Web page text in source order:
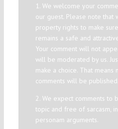
1. We welcome your
our guest. Please note that
property rights to make
remains a safe and
Your comment will not
will be moderated by us.
make a choice. That means
comments will be published.
2. We expect comments to
topic and free of sarcasm,
personam arguments.